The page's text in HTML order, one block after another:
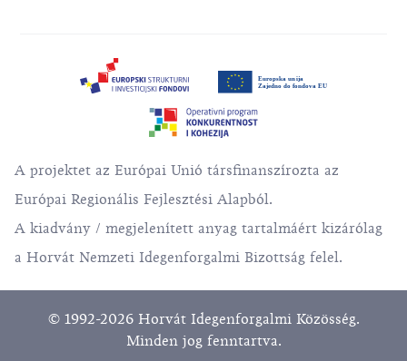
A projektet az Európai Unió társfinanszírozta az
Európai Regionális Fejlesztési Alapból.
A kiadvány / megjelenített anyag tartalmáért kizárólag
a Horvát Nemzeti Idegenforgalmi Bizottság felel.
© 1992-2026 Horvát Idegenforgalmi Közösség.
Minden jog fenntartva.